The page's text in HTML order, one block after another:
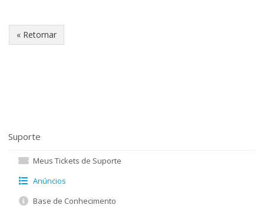
« Retornar
Suporte
Meus Tickets de Suporte
Anúncios
Base de Conhecimento